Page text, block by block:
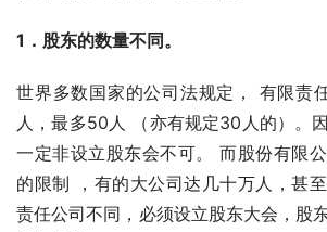
1 ．股东的数量不同。
世界多数国家的公司法规定， 有限责
人，最多50人 （亦有规定30人的）。
一定非设立股东会不可。 而股份有限
的限制 ，有的大公司达几十万人，甚
责任公司不同，必须设立股东大会，股